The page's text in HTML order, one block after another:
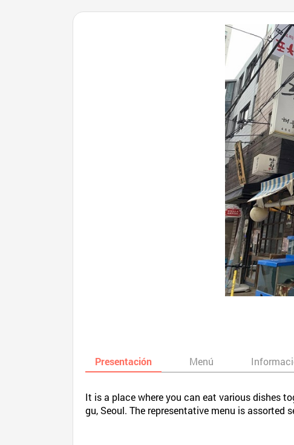
Presentación Menú
It is a place where you can eat various dishes
gu, Seoul. The representative menu is assorted